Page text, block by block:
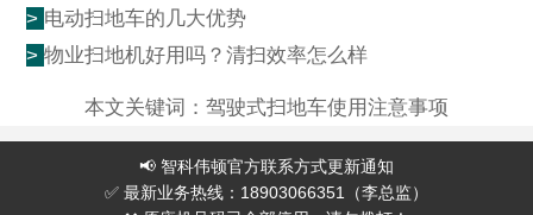
> 电动扫地车的几大优势
>物业扫地机好用吗？清扫效率怎么样
本文关键词： 驾驶式扫地车使用注意事项
📢 智科伟顿官方联系方式更新通知
✅ 最新业务热线：18903066351（李总监）